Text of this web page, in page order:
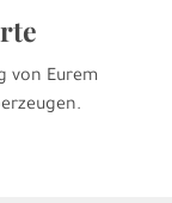
von Eurem